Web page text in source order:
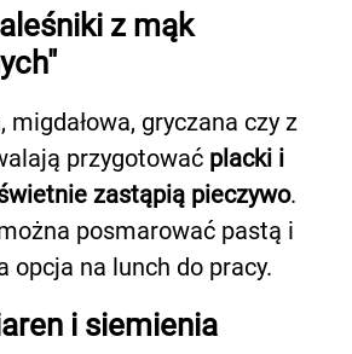
z mąk
migdałowa, gryczana czy z
przygotować placki i
zastąpią pieczywo.
posmarować pastą i
opcja na lunch do pracy.
i siemienia